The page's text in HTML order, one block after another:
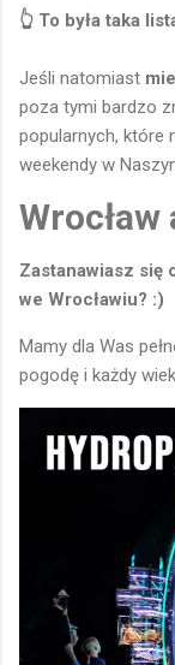
👆 To była taka
Jeśli natomiast
poza tymi bardzo
popularnych, które
weekendy w
Zastanawiasz się
we Wrocławiu? :)
Mamy dla Was
pogodę i każdy